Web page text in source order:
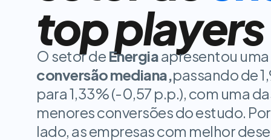
top players
O setor de Energiaapresentou uma
conversão mediana,passando de
para 1,33% (-0,57 p.p.), com uma
menores conversões do estudo.
lado, as empresas com melhor